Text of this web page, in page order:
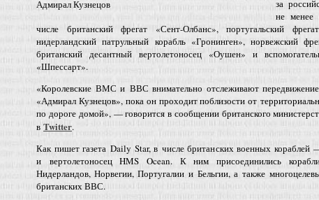
Адмирал Кузнецов
за
не менее
числе британский фрегат «Сент-Олбанс», португальский
нидерландский патрульный корабль «Гронинген», норвежский
британский десантный вертолетоносец «Оушен» и
«Шпессарт».
«Королевские ВМС и ВВС внимательно отслеживают передвижение
«Адмирал Кузнецов», пока он проходит поблизости от
по дороге домой», — говорится в сообщении британского
в Twitter.
Как пишет газета Daily Star, в числе британских военных
и вертолетоносец HMS Ocean. К ним присоединились
Нидерландов, Норвегии, Португалии и Бельгии, а также
британских ВВС.